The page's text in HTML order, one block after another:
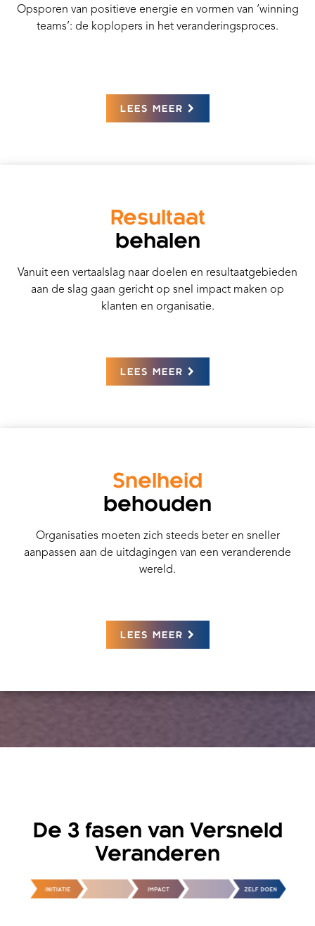
Opsporen van positieve energie en vormen van ‘winning
teams’: de koplopers in het veranderingsproces.
LEES MEER
Resultaat
behalen
Vanuit een vertaalslag naar doelen en resultaatgebieden
aan de slag gaan gericht op snel impact maken op
klanten en organisatie.
LEES MEER
Snelheid
behouden
Organisaties moeten zich steeds beter en sneller
aanpassen aan de uitdagingen van een veranderende
wereld.
LEES MEER
De 3 fasen van Versneld
Veranderen